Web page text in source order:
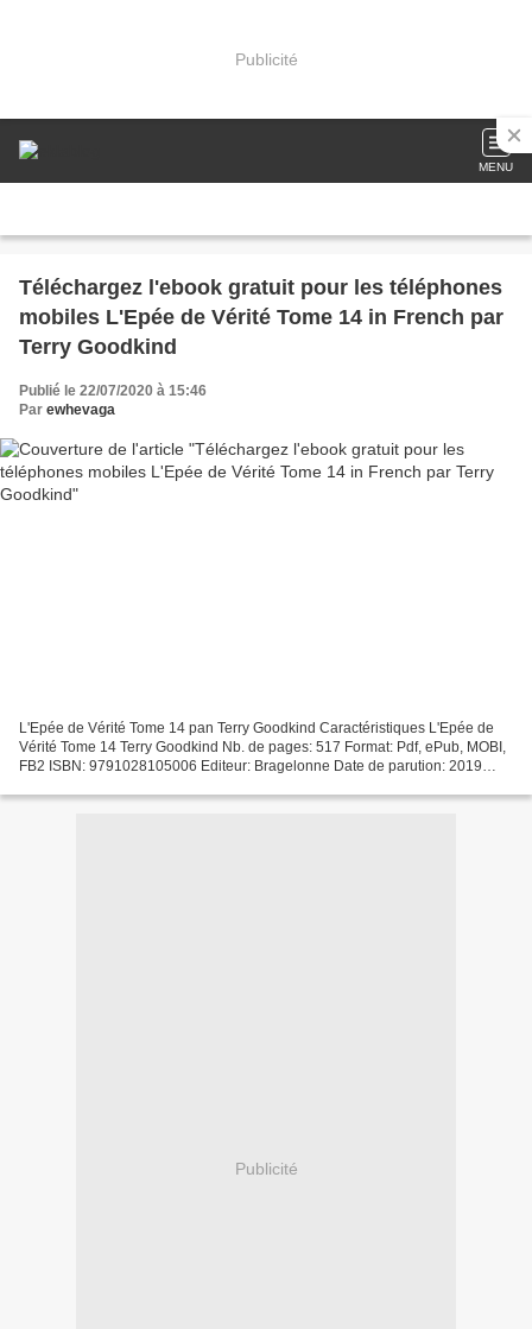
Publicité
MENU
Téléchargez l'ebook gratuit pour les téléphones
mobiles L'Epée de Vérité Tome 14 in French par
Terry Goodkind
Publié le 22/07/2020 à 15:46
Par ewhevaga
L'Epée de Vérité Tome 14 pan Terry Goodkind Caractéristiques L'Epée de
Vérité Tome 14 Terry Goodkind Nb. de pages: 517 Format: Pdf, ePub, MOBI,
FB2 ISBN: 9791028105006 Editeur: Bragelonne Date de parution: 2019
Publicité